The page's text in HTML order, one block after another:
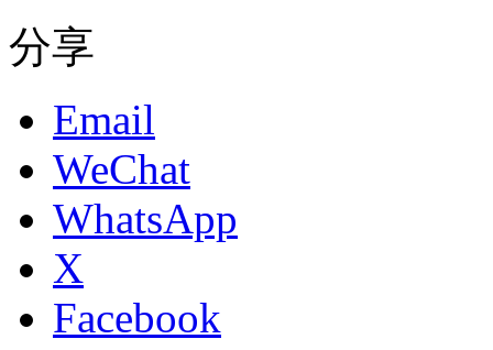
分享
Email
WeChat
WhatsApp
X
Facebook